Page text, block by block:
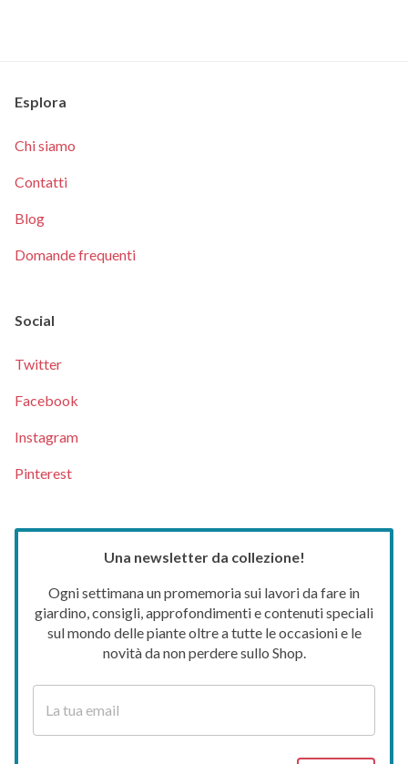
Esplora
Chi siamo
Contatti
Blog
Domande frequenti
Social
Twitter
Facebook
Instagram
Pinterest
Una newsletter da collezione!
Ogni settimana un promemoria sui lavori da fare in
giardino, consigli, approfondimenti e contenuti speciali
sul mondo delle piante oltre a tutte le occasioni e le
novità da non perdere sullo Shop.